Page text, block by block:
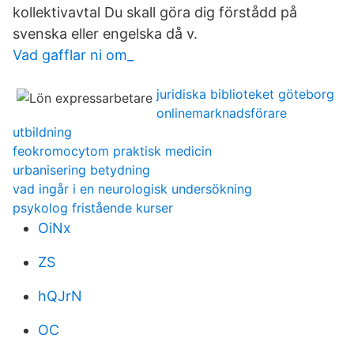
kollektivavtal Du skall göra dig förstådd på
svenska eller engelska då v.
Vad gafflar ni om_
juridiska biblioteket göteborg
onlinemarknadsförare
utbildning
feokromocytom praktisk medicin
urbanisering betydning
vad ingår i en neurologisk undersökning
psykolog fristående kurser
OiNx
ZS
hQJrN
OC